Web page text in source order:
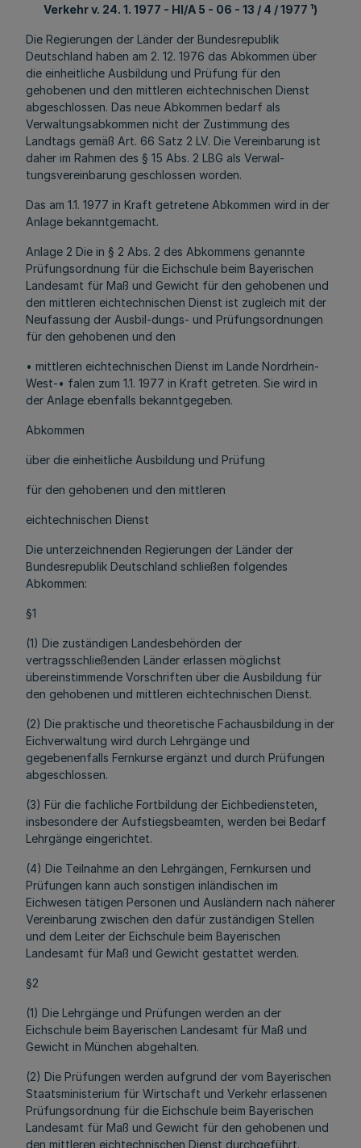
Verkehr v. 24. 1. 1977 - HI/A 5 - 06 - 13 / 4 / 1977 ¹)
Die Regierungen der Länder der Bundesrepublik
Deutschland haben am 2. 12. 1976 das Abkommen über
die einheitliche Ausbildung und Prüfung für den
gehobenen und den mittleren eichtechnischen Dienst
abgeschlossen. Das neue Abkommen bedarf als
Verwaltungsabkommen nicht der Zustimmung des
Landtags gemäß Art. 66 Satz 2 LV. Die Vereinbarung ist
daher im Rahmen des § 15 Abs. 2 LBG als Verwal-
tungsvereinbarung geschlossen worden.
Das am 1.1. 1977 in Kraft getretene Abkommen wird in der
Anlage bekanntgemacht.
Anlage 2 Die in § 2 Abs. 2 des Abkommens genannte
Prüfungsordnung für die Eichschule beim Bayerischen
Landesamt für Maß und Gewicht für den gehobenen und
den mittleren eichtechnischen Dienst ist zugleich mit der
Neufassung der Ausbil-dungs- und Prüfungsordnungen
für den gehobenen und den
• mittleren eichtechnischen Dienst im Lande Nordrhein-
West-• falen zum 1.1. 1977 in Kraft getreten. Sie wird in
der Anlage ebenfalls bekanntgegeben.
Abkommen
über die einheitliche Ausbildung und Prüfung
für den gehobenen und den mittleren
eichtechnischen Dienst
Die unterzeichnenden Regierungen der Länder der
Bundesrepublik Deutschland schließen folgendes
Abkommen:
§1
(1) Die zuständigen Landesbehörden der
vertragsschließenden Länder erlassen möglichst
übereinstimmende Vorschriften über die Ausbildung für
den gehobenen und mittleren eichtechnischen Dienst.
(2) Die praktische und theoretische Fachausbildung in der
Eichverwaltung wird durch Lehrgänge und
gegebenenfalls Fernkurse ergänzt und durch Prüfungen
abgeschlossen.
(3) Für die fachliche Fortbildung der Eichbediensteten,
insbesondere der Aufstiegsbeamten, werden bei Bedarf
Lehrgänge eingerichtet.
(4) Die Teilnahme an den Lehrgängen, Fernkursen und
Prüfungen kann auch sonstigen inländischen im
Eichwesen tätigen Personen und Ausländern nach näherer
Vereinbarung zwischen den dafür zuständigen Stellen
und dem Leiter der Eichschule beim Bayerischen
Landesamt für Maß und Gewicht gestattet werden.
§2
(1) Die Lehrgänge und Prüfungen werden an der
Eichschule beim Bayerischen Landesamt für Maß und
Gewicht in München abgehalten.
(2) Die Prüfungen werden aufgrund der vom Bayerischen
Staatsministerium für Wirtschaft und Verkehr erlassenen
Prüfungsordnung für die Eichschule beim Bayerischen
Landesamt für Maß und Gewicht für den gehobenen und
den mittleren eichtechnischen Dienst durchgeführt.